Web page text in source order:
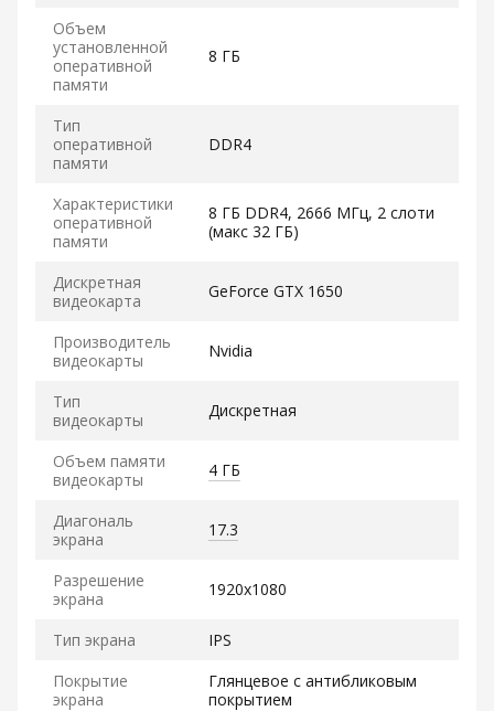
Объем
установленной
оперативной
памяти
8 ГБ
Тип
оперативной
памяти
DDR4
Характеристики
оперативной
памяти
8 ГБ DDR4, 2666 МГц, 2 слоти
(макс 32 ГБ)
Дискретная
видеокарта
GeForce GTX 1650
Производитель
видеокарты
Nvidia
Тип
видеокарты
Дискретная
Объем памяти
видеокарты
4 ГБ
Диагональ
экрана
17.3
Разрешение
экрана
1920x1080
Тип экрана
IPS
Покрытие
экрана
Глянцевое с антибликовым
покрытием